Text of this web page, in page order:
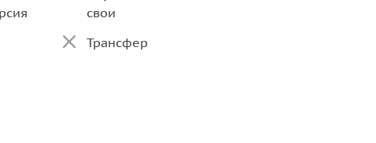
свои
Трансфер